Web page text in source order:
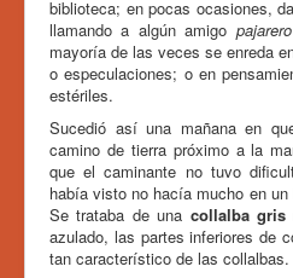
biblioteca; en pocas ocasiones,
llamando a algún amigo pajarero
mayoría de las veces se enreda
o especulaciones; o en
estériles.
Sucedió así una mañana en
camino de tierra próximo a la
que el caminante no tuvo
había visto no hacía mucho en
Se trataba de una collalba gris
azulado, las partes inferiores de
tan característico de las collalbas.